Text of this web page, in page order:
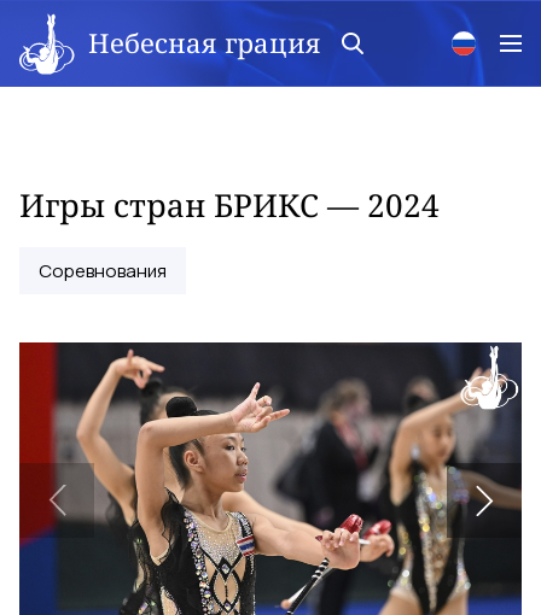
Небесная грация
Игры стран БРИКС — 2024
Соревнования